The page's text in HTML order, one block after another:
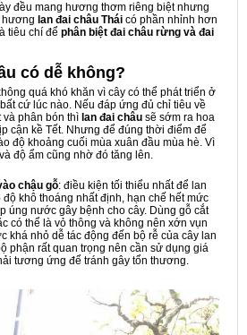
đều mang hương thơm riêng biệt nhưng
hương lan đai châu Thái có phần nhỉnh hơn
tiêu chí để phân biệt đai châu rừng và đai
có dễ không?
quá khó khăn vì cây có thể phát triển ở
cứ lúc nào. Nếu đáp ứng đủ chỉ tiêu về
và phân bón thì lan đai châu sẽ sớm ra hoa
cận kề Tết. Nhưng để đúng thời điểm để
độ khoảng cuối mùa xuân đầu mùa hè. Vì
độ ẩm cũng nhờ đó tăng lên.
chậu gỗ: điều kiện tối thiểu nhất để lan
khô thoáng nhất định, hạn chế hết mức
úng nước gây bệnh cho cây. Dùng gỗ cắt
có thể là vỏ thông và không nên xớn vụn
khá nhỏ dễ tác động đến bộ rễ của cây lan
phận rất quan trọng nên cần sử dụng giá
tương ứng để tránh gây tổn thương.